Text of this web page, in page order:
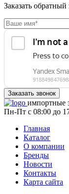
Заказать обратный
импортные
Пн-Пт с 08:00 до
Главная
Каталог
О компании
Бренды
Новости
Контакты
Карта сайта